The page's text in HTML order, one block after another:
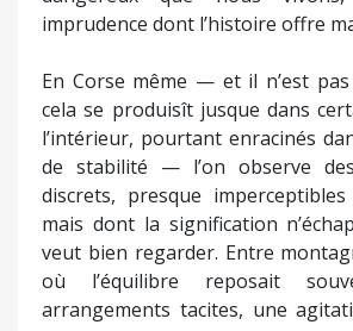
imprudence dont l’histoire offre
En Corse même — et il n’est
cela se produisît jusque dans
l’intérieur, pourtant enracinés
de stabilité — l’on observe des
discrets, presque
mais dont la signification
veut bien regarder. Entre
où l’équilibre reposait
arrangements tacites, une